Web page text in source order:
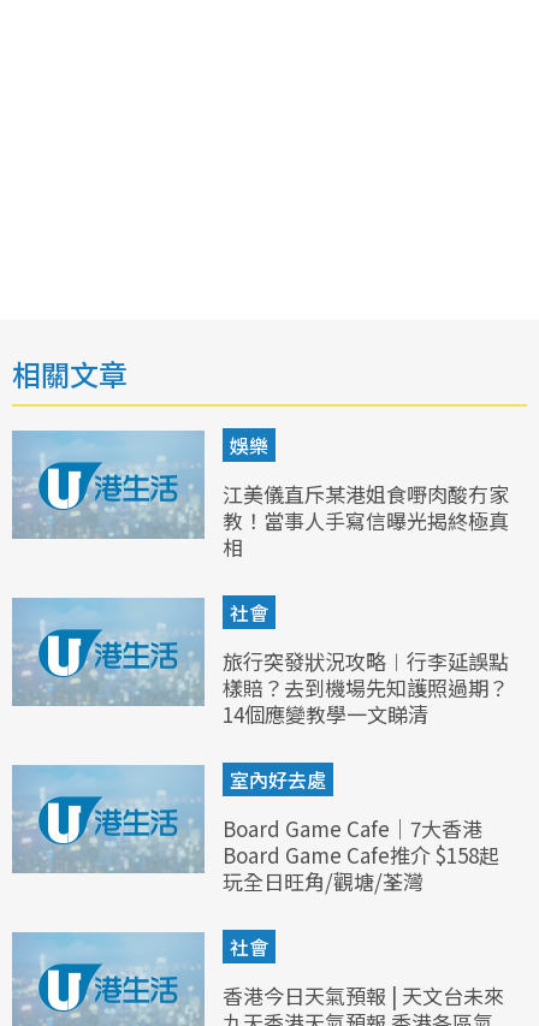
相關文章
娛樂
江美儀直斥某港姐食嘢肉酸冇家
教！當事人手寫信曝光揭終極真
相
社會
旅行突發狀況攻略︱行李延誤點
樣賠？去到機場先知護照過期？
14個應變教學一文睇清
室內好去處
Board Game Cafe｜7大香港
Board Game Cafe推介 $158起
玩全日旺角/觀塘/荃灣
社會
香港今日天氣預報 | 天文台未來